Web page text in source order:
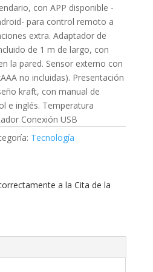
con APP disponible -
para control remoto a
extra. Adaptador de
de 1 m de largo, con
la pared. Sensor externo con
no incluidas). Presentación
kraft, con manual de
e inglés. Temperatura
Conexión USB
Tecnología
a la Cita de la